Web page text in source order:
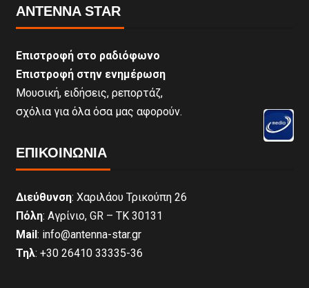
ANTENNA STAR
Επιστροφή στο ραδιόφωνο
Επιστροφή στην ενημέρωση
Μουσική, ειδήσεις, ρεπορτάζ,
σχόλια για όλα όσα μας αφορούν.
ΕΠΙΚΟΙΝΩΝΊΑ
Διεύθυνση: Χαριλάου Τρικούπη 26
Πόλη: Αγρίνιο, GR – ΤΚ 30131
Mail: info@antenna-star.gr
Τηλ: +30 26410 33335-36